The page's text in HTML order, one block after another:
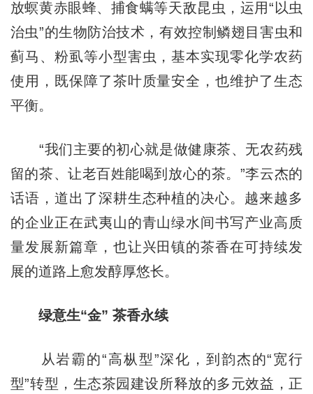
放螟黄赤眼蜂、捕食螨等天敌昆虫，运用“以虫
治虫”的生物防治技术，有效控制鳞翅目害虫和
蓟马、粉虱等小型害虫，基本实现零化学农药
使用，既保障了茶叶质量安全，也维护了生态
平衡。
“我们主要的初心就是做健康茶、无农药残
留的茶、让老百姓能喝到放心的茶。”李云杰的
话语，道出了深耕生态种植的决心。越来越多
的企业正在武夷山的青山绿水间书写产业高质
量发展新篇章，也让兴田镇的茶香在可持续发
展的道路上愈发醇厚悠长。
绿意生“金” 茶香永续
从岩霸的“高枞型”深化，到韵杰的“宽行
型”转型，生态茶园建设所释放的多元效益，正